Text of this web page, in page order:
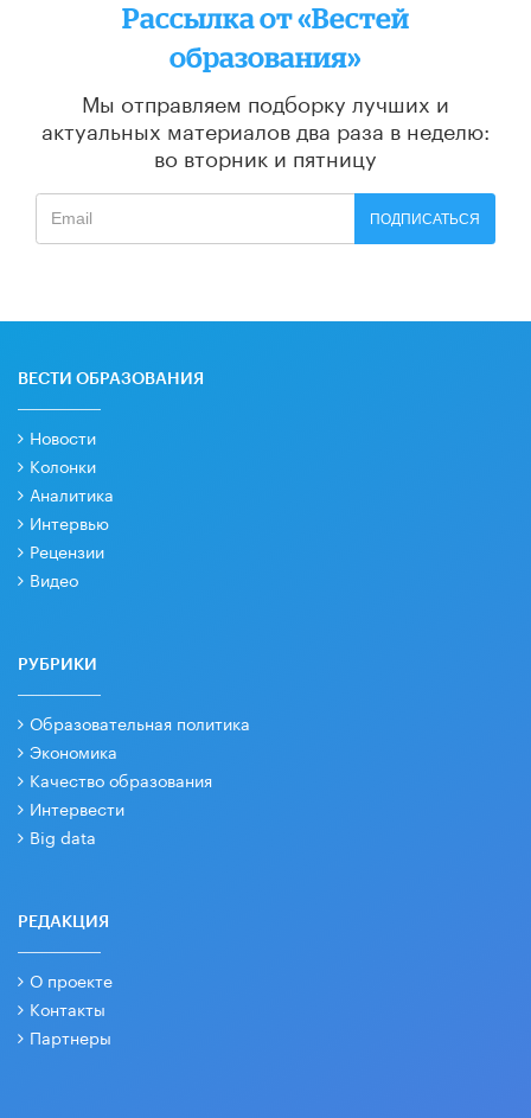
Рассылка от «Вестей
образования»
Мы отправляем подборку лучших и
актуальных материалов два раза в неделю:
во вторник и пятницу
ПОДПИСАТЬСЯ
ВЕСТИ ОБРАЗОВАНИЯ
Новости
Колонки
Аналитика
Интервью
Рецензии
Видео
РУБРИКИ
Образовательная политика
Экономика
Качество образования
Интервести
Big data
РЕДАКЦИЯ
О проекте
Контакты
Партнеры